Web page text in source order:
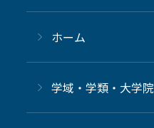
ホーム
学域・学類・大学院